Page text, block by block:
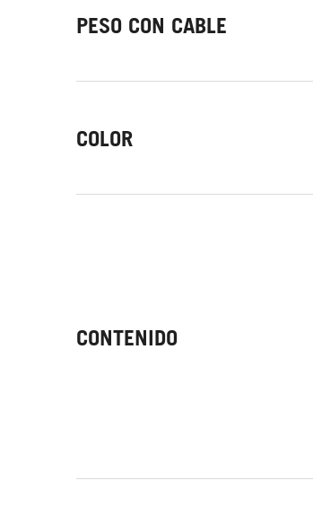
PESO CON CABLE
COLOR
CONTENIDO